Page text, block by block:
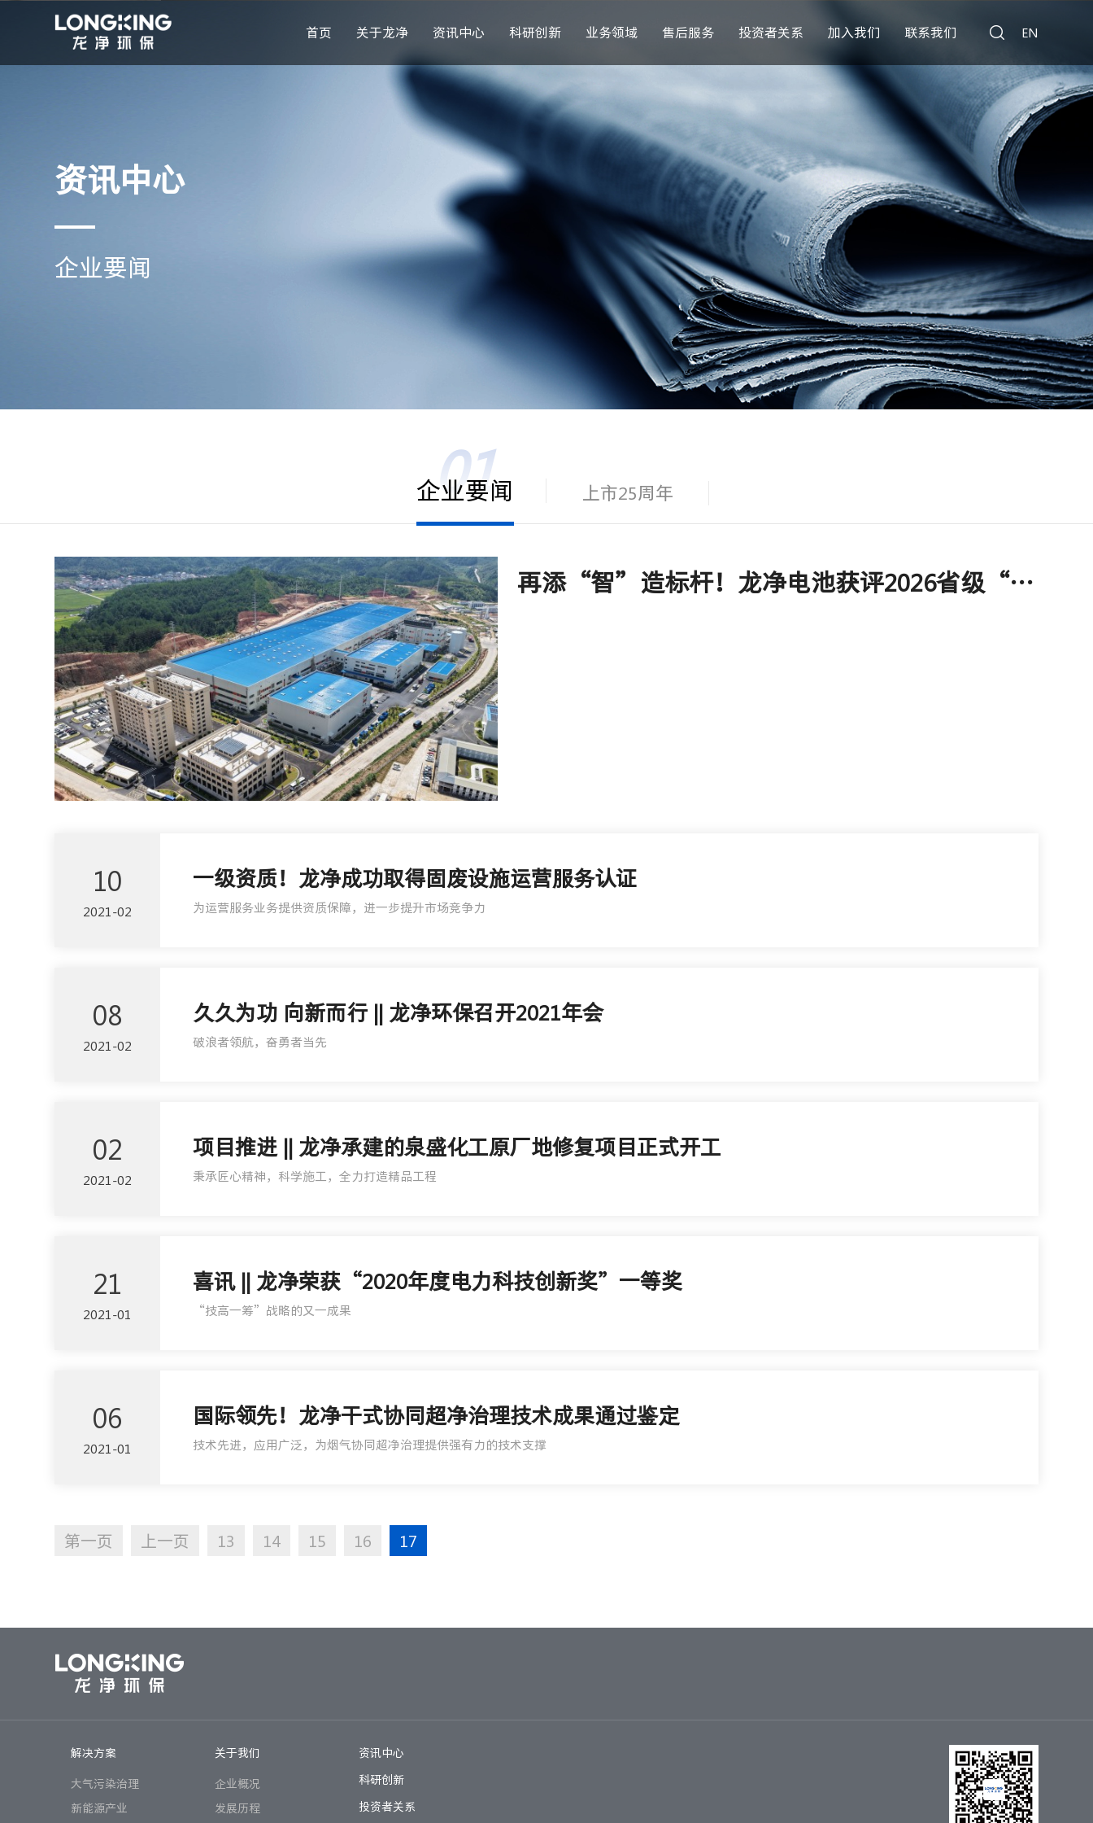
EN
首页 关于龙净 资讯中心 科研创新 业务领域 售后服务 投资者关系 加入我们 联系我们
资讯中心
企业要闻
企业要闻 上市25周年
再添“智”造标杆！龙净电池获评2026省级“先进级智能工厂”
10
2021-02
一级资质！龙净成功取得固废设施运营服务认证
为运营服务业务提供资质保障，进一步提升市场竞争力
08
2021-02
久久为功 向新而行 || 龙净环保召开2021年会
破浪者领航，奋勇者当先
02
2021-02
项目推进 || 龙净承建的泉盛化工原厂地修复项目正式开工
秉承匠心精神，科学施工，全力打造精品工程
21
2021-01
喜讯 || 龙净荣获“2020年度电力科技创新奖”一等奖
“技高一筹”战略的又一成果
06
2021-01
国际领先！龙净干式协同超净治理技术成果通过鉴定
技术先进，应用广泛，为烟气协同超净治理提供强有力的技术支撑
第一页 上一页 13 14 15 16 17
解决方案
大气污染治理
新能源产业
关于我们
企业概况
发展历程
资讯中心
科研创新
投资者关系